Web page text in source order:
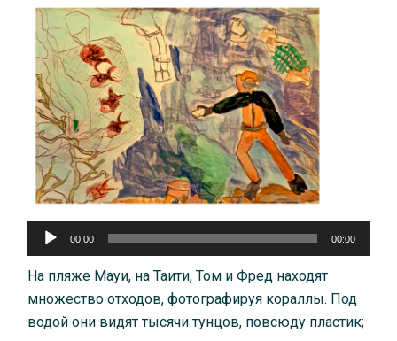
Аудиоплеер
00:00 00:00
На пляже Мауи, на Таити, Том и Фред находят
множество отходов, фотографируя кораллы. Под
водой они видят тысячи тунцов, повсюду пластик;